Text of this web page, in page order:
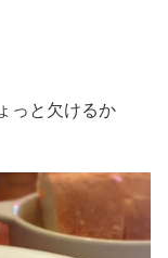
っと欠けるか